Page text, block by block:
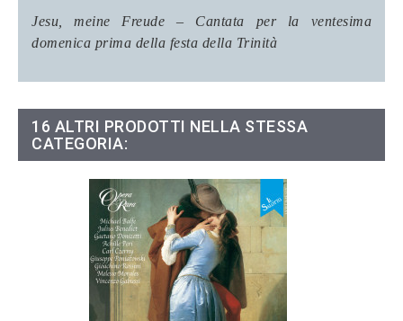
Jesu, meine Freude – Cantata per la ventesima
domenica prima della festa della Trinità
16 ALTRI PRODOTTI NELLA STESSA
CATEGORIA: